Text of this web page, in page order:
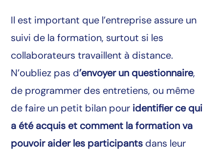
Il est important que l’entreprise assure un
suivi de la formation, surtout si les
collaborateurs travaillent à distance.
N’oubliez pas d’envoyer un questionnaire,
de programmer des entretiens, ou même
de faire un petit bilan pour identifier ce qui
a été acquis et comment la formation va
pouvoir aider les participants dans leur